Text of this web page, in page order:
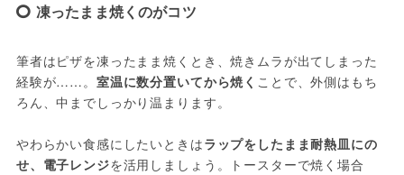
凍ったまま焼くのがコツ
筆者はピザを凍ったまま焼くとき、焼きムラが出てしまった
経験が……。 室温に数分置いてから焼く ことで、外側はもち
ろん、中までしっかり温まります。
やわらかい食感にしたいときはラップをしたまま耐熱皿にの
せ、電子レンジを活用しましょう。トースターで焼く場合